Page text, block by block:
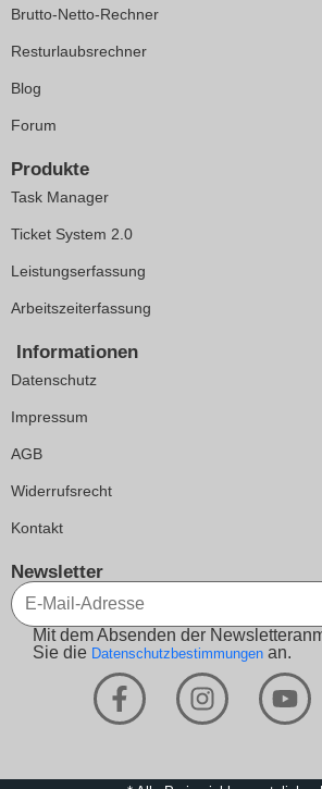
Brutto-Netto-Rechner
Resturlaubsrechner
Blog
Forum
Produkte
Task Manager
Ticket System 2.0
Leistungserfassung
Arbeitszeiterfassung
Informationen
Datenschutz
Impressum
AGB
Widerrufsrecht
Kontakt
Newsletter
Mit dem Absenden der
Sie die Datenschutzbestimmungen an.